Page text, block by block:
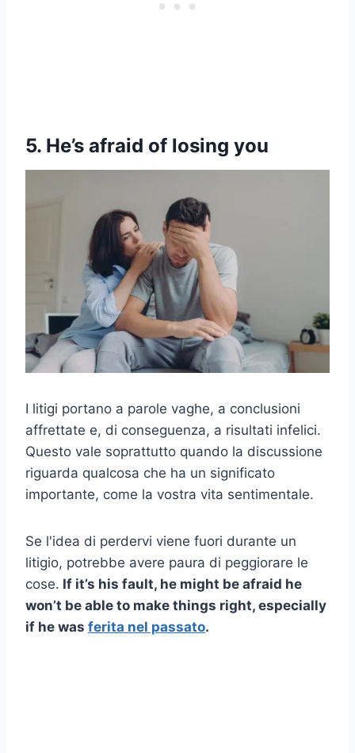
5. He’s afraid of losing you
I litigi portano a parole vaghe, a conclusioni
affrettate e, di conseguenza, a risultati infelici.
Questo vale soprattutto quando la discussione
riguarda qualcosa che ha un significato
importante, come la vostra vita sentimentale.
Se l'idea di perdervi viene fuori durante un
litigio, potrebbe avere paura di peggiorare le
cose. If it’s his fault, he might be afraid he
won’t be able to make things right, especially
if he was ferita nel passato.